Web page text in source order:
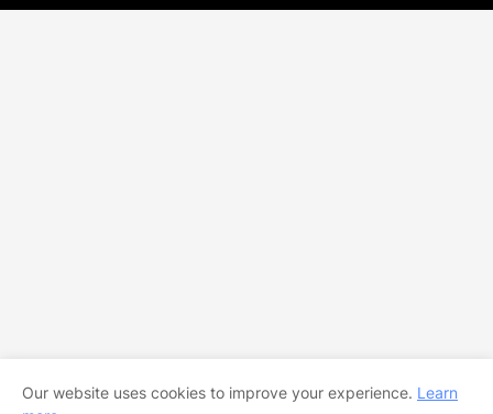
Our website uses cookies to improve your experience. Learn